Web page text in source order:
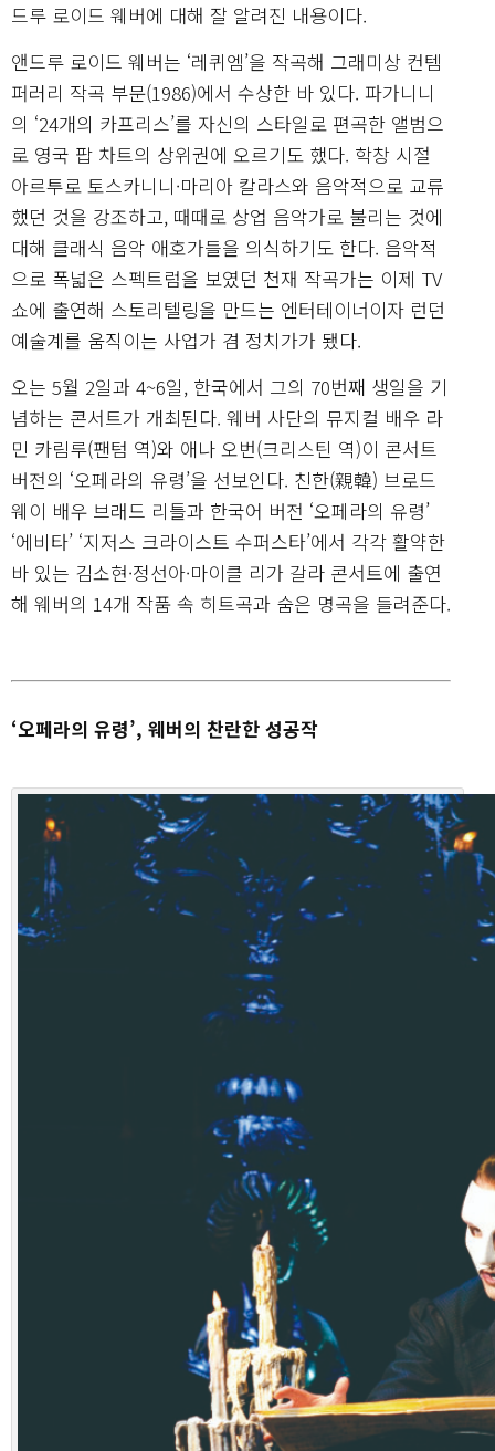
드루 로이드 웨버에 대해 잘 알려진 내용이다.
앤드루 로이드 웨버는 ‘레퀴엠’을 작곡해 그래미상 컨템
퍼러리 작곡 부문(1986)에서 수상한 바 있다. 파가니니
의 ‘24개의 카프리스’를 자신의 스타일로 편곡한 앨범으
로 영국 팝 차트의 상위권에 오르기도 했다. 학창 시절
아르투로 토스카니니·마리아 칼라스와 음악적으로 교류
했던 것을 강조하고, 때때로 상업 음악가로 불리는 것에
대해 클래식 음악 애호가들을 의식하기도 한다. 음악적
으로 폭넓은 스펙트럼을 보였던 천재 작곡가는 이제 TV
쇼에 출연해 스토리텔링을 만드는 엔터테이너이자 런던
예술계를 움직이는 사업가 겸 정치가가 됐다.
오는 5월 2일과 4~6일, 한국에서 그의 70번째 생일을 기
념하는 콘서트가 개최된다. 웨버 사단의 뮤지컬 배우 라
민 카림루(팬텀 역)와 애나 오번(크리스틴 역)이 콘서트
버전의 ‘오페라의 유령’을 선보인다. 친한(親韓) 브로드
웨이 배우 브래드 리틀과 한국어 버전 ‘오페라의 유령’
‘에비타’ ‘지저스 크라이스트 수퍼스타’에서 각각 활약한
바 있는 김소현·정선아·마이클 리가 갈라 콘서트에 출연
해 웨버의 14개 작품 속 히트곡과 숨은 명곡을 들려준다.
‘오페라의 유령’, 웨버의 찬란한 성공작